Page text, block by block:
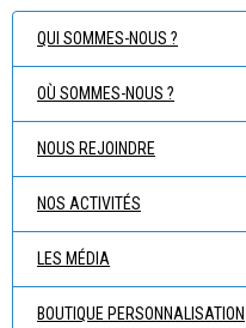
QUI SOMMES-NOUS ?
OÙ SOMMES-NOUS ?
NOUS REJOINDRE
NOS ACTIVITÉS
LES MÉDIA
BOUTIQUE PERSONNALISATION